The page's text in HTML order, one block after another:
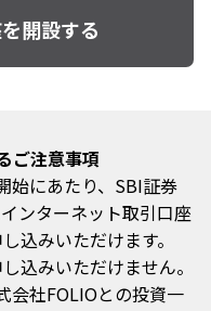
開設する
ご注意事項
始にあたり、SBI証券
ンターネット取引口座
込みいただけます。
込みいただけません。
会社FOLIOとの投資一